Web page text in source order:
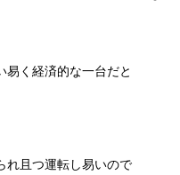
易く経済的な一台だと
れ且つ運転し易いので